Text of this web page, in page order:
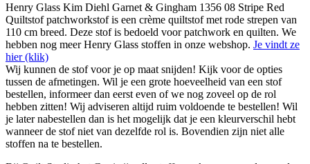
Henry Glass Kim Diehl Garnet & Gingham 1356 08 Stripe Red
Quiltstof patchworkstof is een crème quiltstof met rode strepen van
110 cm breed. Deze stof is bedoeld voor patchwork en quilten. We
hebben nog meer Henry Glass stoffen in onze webshop. Je vindt ze
hier (klik)
Wij kunnen de stof voor je op maat snijden! Kijk voor de opties
tussen de afmetingen. Wil je een grote hoeveelheid van een stof
bestellen, informeer dan eerst even of we nog zoveel op de rol
hebben zitten! Wij adviseren altijd ruim voldoende te bestellen! Wil
je later nabestellen dan is het mogelijk dat je een kleurverschil hebt
wanneer de stof niet van dezelfde rol is. Bovendien zijn niet alle
stoffen na te bestellen.